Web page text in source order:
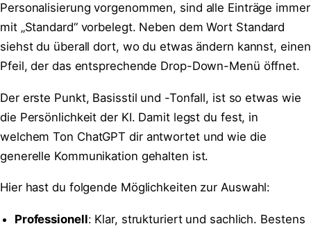
Personalisierung vorgenommen, sind alle Einträge immer
mit „Standard“ vorbelegt. Neben dem Wort Standard
siehst du überall dort, wo du etwas ändern kannst, einen
Pfeil, der das entsprechende Drop-Down-Menü öffnet.
Der erste Punkt, Basisstil und -Tonfall, ist so etwas wie
die Persönlichkeit der KI. Damit legst du fest, in
welchem Ton ChatGPT dir antwortet und wie die
generelle Kommunikation gehalten ist.
Hier hast du folgende Möglichkeiten zur Auswahl:
Professionell: Klar, strukturiert und sachlich. Bestens